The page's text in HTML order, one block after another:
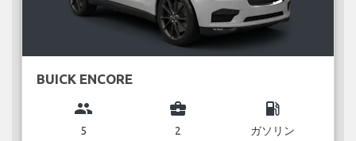
BUICK ENCORE
group
5
business_center
2
local_gas_station
ガソリン